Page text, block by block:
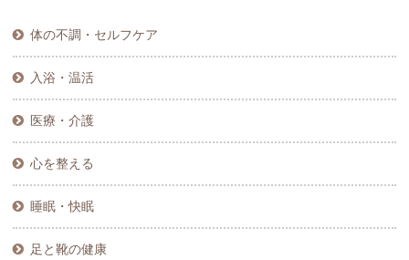
体の不調・セルフケア
入浴・温活
医療・介護
心を整える
睡眠・快眠
足と靴の健康